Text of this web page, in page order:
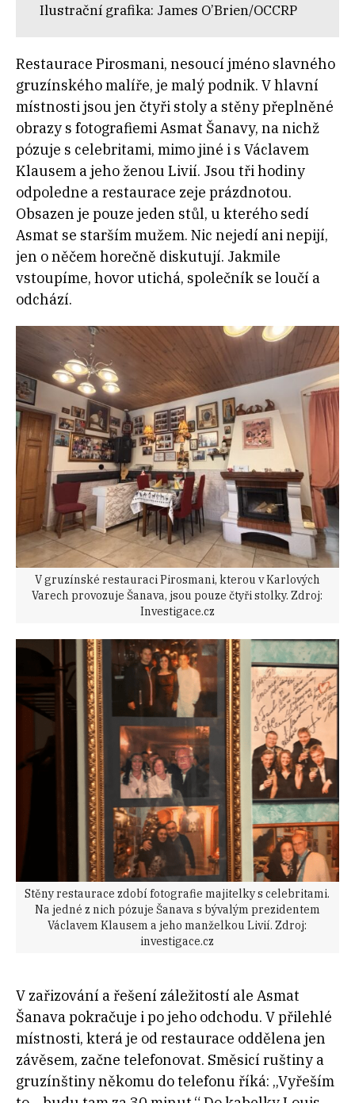
Ilustrační grafika: James O’Brien/OCCRP
Restaurace Pirosmani, nesoucí jméno slavného
gruzínského malíře, je malý podnik. V hlavní
místnosti jsou jen čtyři stoly a stěny přeplněné
obrazy s fotografiemi Asmat Šanavy, na nichž
pózuje s celebritami, mimo jiné i s Václavem
Klausem a jeho ženou Livií. Jsou tři hodiny
odpoledne a restaurace zeje prázdnotou.
Obsazen je pouze jeden stůl, u kterého sedí
Asmat se starším mužem. Nic nejedí ani nepijí,
jen o něčem horečně diskutují. Jakmile
vstoupíme, hovor utichá, společník se loučí a
odchází.
V gruzínské restauraci Pirosmani, kterou v Karlových
Varech provozuje Šanava, jsou pouze čtyři stolky. Zdroj:
Investigace.cz
Stěny restaurace zdobí fotografie majitelky s celebritami.
Na jedné z nich pózuje Šanava s bývalým prezidentem
Václavem Klausem a jeho manželkou Livií. Zdroj:
investigace.cz
V zařizování a řešení záležitostí ale Asmat
Šanava pokračuje i po jeho odchodu. V přilehlé
místnosti, která je od restaurace oddělena jen
závěsem, začne telefonovat. Směsicí ruštiny a
gruzínštiny někomu do telefonu říká: „Vyřeším